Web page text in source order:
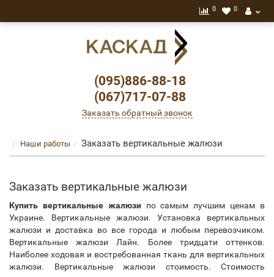
0 0
(095)886-88-18
(067)717-07-88
Заказать обратный звонок
Наши работы Заказать вертикальные жалюзи
Заказать вертикальные жалюзи
Купить вертикальные жалюзипо самым лучшим ценам в
Украине. Вертикальные жалюзи. Установка вертикальных
жалюзи и доставка во все города и любым перевозчиком.
Вертикальные жалюзи Лайн. Более тридцати оттенков.
Наиболее ходовая и востребованная ткань для вертикальных
жалюзи. Вертикальные жалюзи стоимость. Стоимость